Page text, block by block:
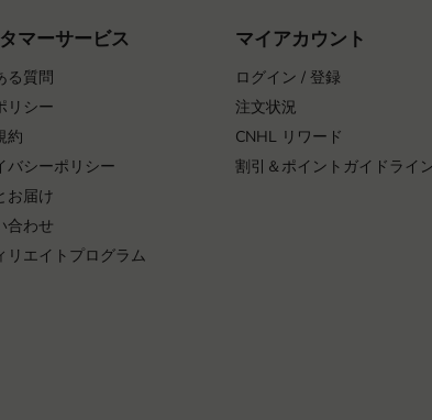
マーサービス
る質問
リシー
約
バシーポリシー
お届け
合わせ
リエイトプログラム
マイアカウント
ログイン / 登録
注文状況
CNHL リワード
割引＆ポイントガイドライ